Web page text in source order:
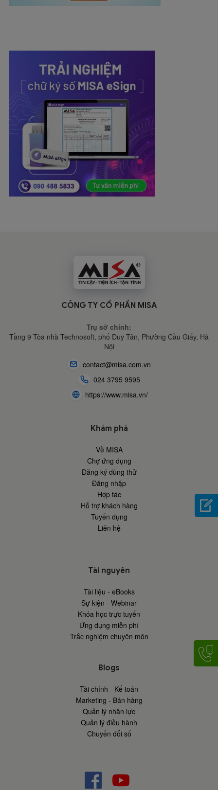
CÔNG TY CỔ PHẦN MISA
Trụ sở chính:
Tầng 9 Tòa nhà Technosoft, phố Duy Tân, Phường Cầu Giấy, Hà
Nội
contact@misa.com.vn
024 3795 9595
https://www.misa.vn/
Khám phá
Về MISA
Chợ ứng dụng
Đăng ký dùng thử
Đăng nhập
Hợp tác
Hỗ trợ khách hàng
Tuyển dụng
Liên hệ
Tài nguyên
Tài liệu - eBooks
Sự kiện - Webinar
Khóa học trực tuyến
Ứng dụng miễn phí
Trắc nghiệm chuyên môn
Blogs
Tài chính - Kế toán
Marketing - Bán hàng
Quản lý nhân lực
Quản lý điều hành
Chuyển đổi số